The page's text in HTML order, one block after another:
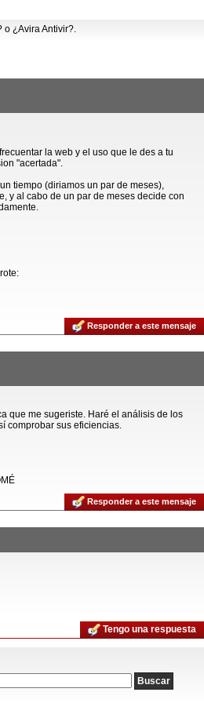
o ¿Avira Antivir?.
la web y el uso que le des a tu
"acertada".
tiempo (diriamos un par de meses),
y al cabo de un par de meses decide con
Responder a este mensaje
que me sugeriste. Haré el análisis de los
comprobar sus eficiencias.
Responder a este mensaje
Tengo una respuesta